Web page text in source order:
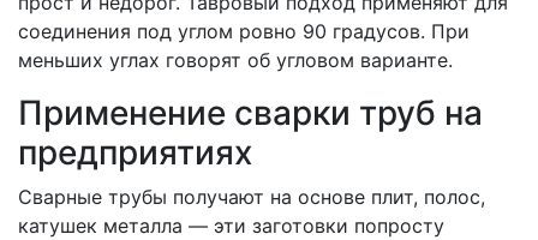
соединения под углом ровно 90 градусов. При
меньших углах говорят об угловом варианте.
Применение сварки труб на
предприятиях
Сварные трубы получают на основе плит, полос,
катушек металла — эти заготовки попросту